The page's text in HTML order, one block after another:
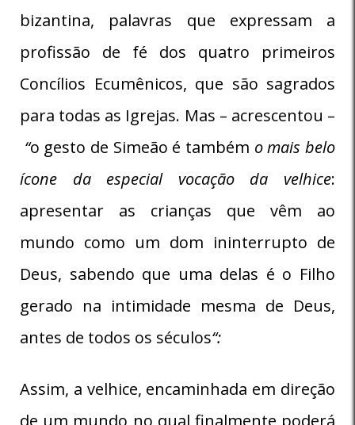
bizantina, palavras que expressam a
profissão de fé dos quatro primeiros
Concílios Ecumênicos, que são sagrados
para todas as Igrejas. Mas – acrescentou –
“o gesto de Simeão é também o mais belo
ícone da especial vocação da velhice:
apresentar as crianças que vêm ao
mundo como um dom ininterrupto de
Deus, sabendo que uma delas é o Filho
gerado na intimidade mesma de Deus,
antes de todos os séculos“:
Assim, a velhice, encaminhada em direção
de um mundo no qual finalmente poderá